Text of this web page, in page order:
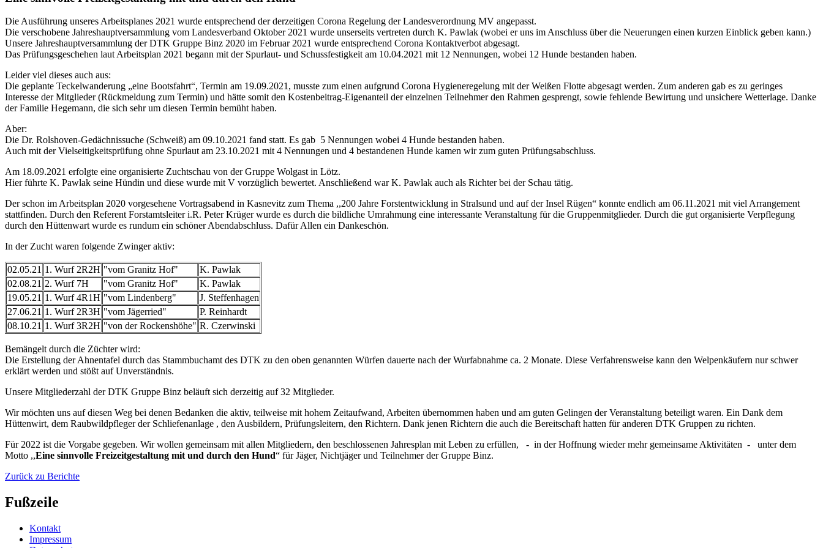
Die Ausführung unseres Arbeitsplanes 2021 wurde entsprechend der derzeitigen Corona Regelung der Landesverordnung MV angepasst.
Die verschobene Jahreshauptversammlung vom Landesverband Oktober 2021 wurde unserseits vertreten durch K. Pawlak (wobei er uns im Anschluss über die Neuerungen einen kurzen Einblick geben kann.)
Unsere Jahreshauptversammlung der DTK Gruppe Binz 2020 im Februar 2021 wurde entsprechend Corona Kontaktverbot abgesagt.
Das Prüfungsgeschehen laut Arbeitsplan 2021 begann mit der Spurlaut- und Schussfestigkeit am 10.04.2021 mit 12 Nennungen, wobei 12 Hunde bestanden haben.
Leider viel dieses auch aus:
Die geplante Teckelwanderung „eine Bootsfahrt“, Termin am 19.09.2021, musste zum einen aufgrund Corona Hygieneregelung mit der Weißen Flotte abgesagt werden. Zum anderen gab es zu geringes
Interesse der Mitglieder (Rückmeldung zum Termin) und hätte somit den Kostenbeitrag-Eigenanteil der einzelnen Teilnehmer den Rahmen gesprengt, sowie fehlende Bewirtung und unsichere Wetterlage. Danke
der Familie Hegemann, die sich sehr um diesen Termin bemüht haben.
Aber:
Die Dr. Rolshoven-Gedächnissuche (Schweiß) am 09.10.2021 fand statt. Es gab 5 Nennungen wobei 4 Hunde bestanden haben.
Auch mit der Vielseitigkeitsprüfung ohne Spurlaut am 23.10.2021 mit 4 Nennungen und 4 bestandenen Hunde kamen wir zum guten Prüfungsabschluss.
Am 18.09.2021 erfolgte eine organisierte Zuchtschau von der Gruppe Wolgast in Lötz.
Hier führte K. Pawlak seine Hündin und diese wurde mit V vorzüglich bewertet. Anschließend war K. Pawlak auch als Richter bei der Schau tätig.
Der schon im Arbeitsplan 2020 vorgesehene Vortragsabend in Kasnevitz zum Thema ,,200 Jahre Forstentwicklung in Stralsund und auf der Insel Rügen“ konnte endlich am 06.11.2021 mit viel Arrangement
stattfinden. Durch den Referent Forstamtsleiter i.R. Peter Krüger wurde es durch die bildliche Umrahmung eine interessante Veranstaltung für die Gruppenmitglieder. Durch die gut organisierte Verpflegung
durch den Hüttenwart wurde es rundum ein schöner Abendabschluss. Dafür Allen ein Dankeschön.
In der Zucht waren folgende Zwinger aktiv:
02.05.21 1. Wurf 2R2H "vom Granitz Hof"
K. Pawlak
02.08.21 2. Wurf 7H "vom Granitz Hof"
K. Pawlak
19.05.21 1. Wurf 4R1H "vom Lindenberg"
J. Steffenhagen
27.06.21 1. Wurf 2R3H "vom Jägerried"
P. Reinhardt
08.10.21 1. Wurf 3R2H "von der Rockenshöhe" R. Czerwinski
Bemängelt durch die Züchter wird:
Die Erstellung der Ahnentafel durch das Stammbuchamt des DTK zu den oben genannten Würfen dauerte nach der Wurfabnahme ca. 2 Monate. Diese Verfahrensweise kann den Welpenkäufern nur schwer
erklärt werden und stößt auf Unverständnis.
Unsere Mitgliederzahl der DTK Gruppe Binz beläuft sich derzeitig auf 32 Mitglieder.
Wir möchten uns auf diesen Weg bei denen Bedanken die aktiv, teilweise mit hohem Zeitaufwand, Arbeiten übernommen haben und am guten Gelingen der Veranstaltung beteiligt waren. Ein Dank dem
Hüttenwirt, dem Raubwildpfleger der Schliefenanlage , den Ausbildern, Prüfungsleitern, den Richtern. Dank jenen Richtern die auch die Bereitschaft hatten für anderen DTK Gruppen zu richten.
Für 2022 ist die Vorgabe gegeben. Wir wollen gemeinsam mit allen Mitgliedern, den beschlossenen Jahresplan mit Leben zu erfüllen, - in der Hoffnung wieder mehr gemeinsame Aktivitäten - unter dem
Motto ,,Eine sinnvolle Freizeitgestaltung mit und durch den Hund“ für Jäger, Nichtjäger und Teilnehmer der Gruppe Binz.
Zurück zu Berichte
Fußzeile
Kontakt
Impressum